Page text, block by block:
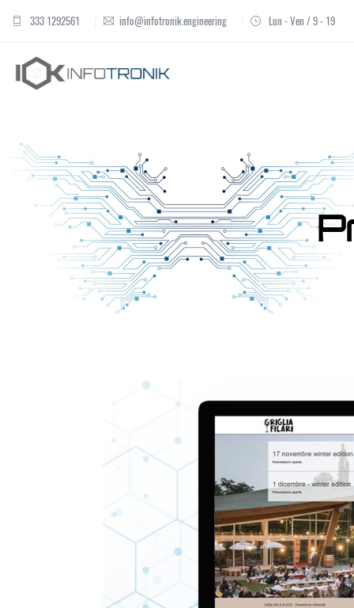
333 1292561 info@infotronik.engineering Lun - Ven / 9 - 19